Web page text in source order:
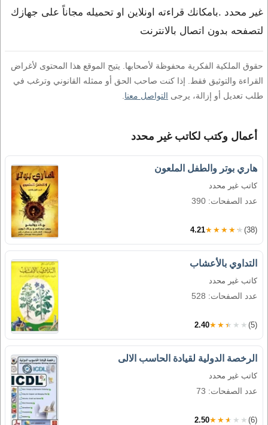
غير محدد .بامكانك قراءته اونلاين او تحميله مجاناً على جهازك
لتصفحه بدون اتصال بالانترنت
حقوق الملكية الفكرية محفوظة لأصحابها. يتيح الموقع هذا المحتوى لأغراض
القراءة والتوثيق فقط. إذا كنت صاحب الحق أو ممثله القانوني وترغب في
طلب تعديل أو إزالة، يرجى التواصل معنا
أعمال وكتب لكاتب غير محدد
هاري بوتر والطفل الملعون
كاتب غير محدد
عدد الصفحات: 390
4.21★★★★★ (38)
التداوي بالأعشاب
كاتب غير محدد
عدد الصفحات: 528
2.40★★★★★ (5)
الرخصة الدولية لقيادة الحاسب الالى
كاتب غير محدد
عدد الصفحات: 73
2.50★★★★★ (6)